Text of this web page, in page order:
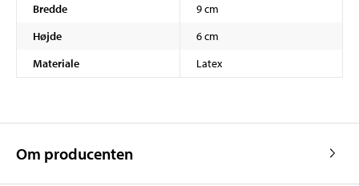
Bredde
9 cm
Højde
6 cm
Materiale
Latex
Om producenten